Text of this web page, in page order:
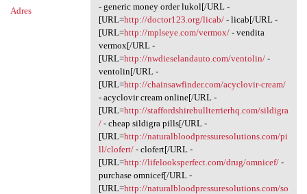
Adres
- generic money order lukol[/URL -
[URL=http://doctor123.org/licab/- licab[/URL -
[URL=http://mplseye.com/vermox/- vendita
vermox[/URL -
[URL=http://nwdieselandauto.com/ventolin/-
ventolin[/URL -
[URL=http://chainsawfinder.com/acyclovir-cream/
- acyclovir cream online[/URL -
[URL=http://staffordshirebullterrierhq.com/sildigra
/- cheap sildigra pills[/URL -
[URL=http://naturalbloodpressuresolutions.com/pi
ll/clofert/- clofert[/URL -
[URL=http://lifelooksperfect.com/drug/omnicef/-
purchase omnicef[/URL -
[URL=http://naturalbloodpressuresolutions.com/so